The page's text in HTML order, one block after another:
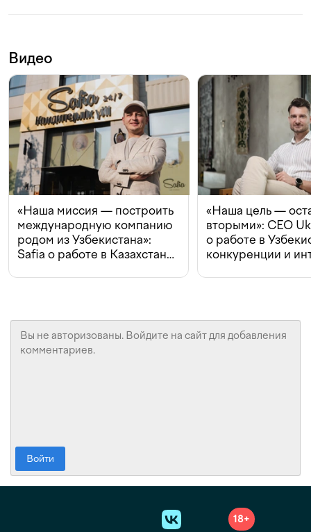
Видео
«Наша миссия — построить
международную компанию
родом из Узбекистана»:
Safia о работе в Казахстане,
«Наша цель —
вторыми»: CEO
о работе в
конкуренции и
Войти
18+